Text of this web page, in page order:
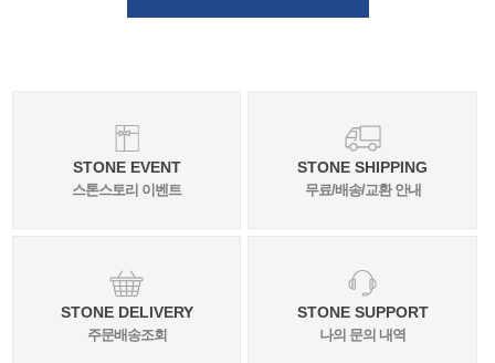
STONE EVENT
스톤스토리 이벤트
STONE SHIPPING
무료/배송/교환 안내
STONE DELIVERY
주문배송조회
STONE SUPPORT
나의 문의 내역